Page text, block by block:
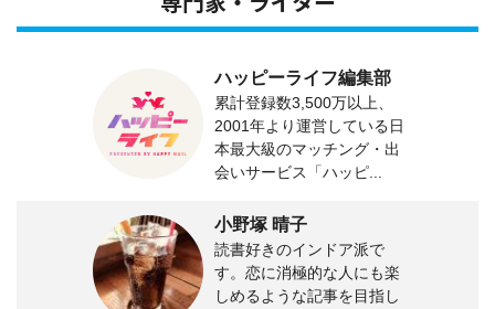
専門家・ライター
ハッピーライフ編集部
累計登録数3,500万以上、
2001年より運営している日
本最大級のマッチング・出
会いサービス「ハッピ...
小野塚 晴子
読書好きのインドア派で
す。恋に消極的な人にも楽
しめるような記事を目指し